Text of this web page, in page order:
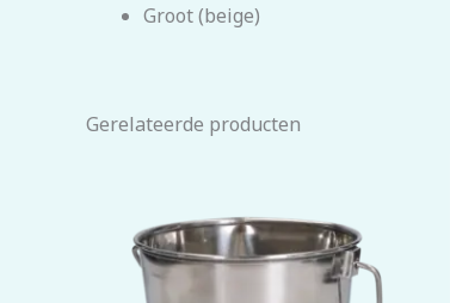
Groot (beige)
Gerelateerde producten